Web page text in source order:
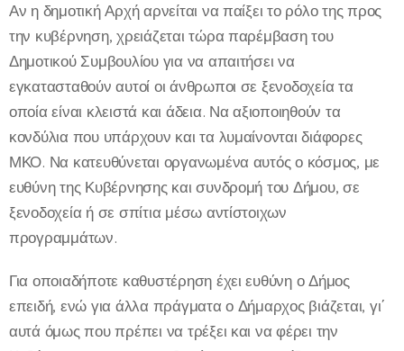
Αν η δημοτική Αρχή αρνείται να παίξει το ρόλο της προς
την κυβέρνηση, χρειάζεται τώρα παρέμβαση του
Δημοτικού Συμβουλίου για να απαιτήσει να
εγκατασταθούν αυτοί οι άνθρωποι σε ξενοδοχεία τα
οποία είναι κλειστά και άδεια. Να αξιοποιηθούν τα
κονδύλια που υπάρχουν και τα λυμαίνονται διάφορες
ΜΚΟ. Να κατευθύνεται οργανωμένα αυτός ο κόσμος, με
ευθύνη της Κυβέρνησης και συνδρομή του Δήμου, σε
ξενοδοχεία ή σε σπίτια μέσω αντίστοιχων
προγραμμάτων.
Για οποιαδήποτε καθυστέρηση έχει ευθύνη ο Δήμος
επειδή, ενώ για άλλα πράγματα ο Δήμαρχος βιάζεται, γι΄
αυτά όμως που πρέπει να τρέξει και να φέρει την